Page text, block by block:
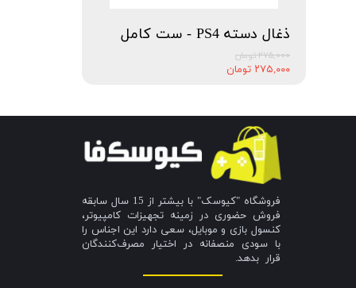
ذغال دسته PS4 - ست کامل
۲۷۵,۰۰۰ تومان
۲۷۵,۰۰۰ تومان
فروشگاه "کیوسک" با بیشتر از 15 سال سابقه
فروش حضوری در زمینه تجهیزات کامپیوتر،
کنسول بازی و موبایل، سعی دارد این اجناس را
با سودی منصفانه در اختیار مصرف‌کنندگان
قرار بدهد.